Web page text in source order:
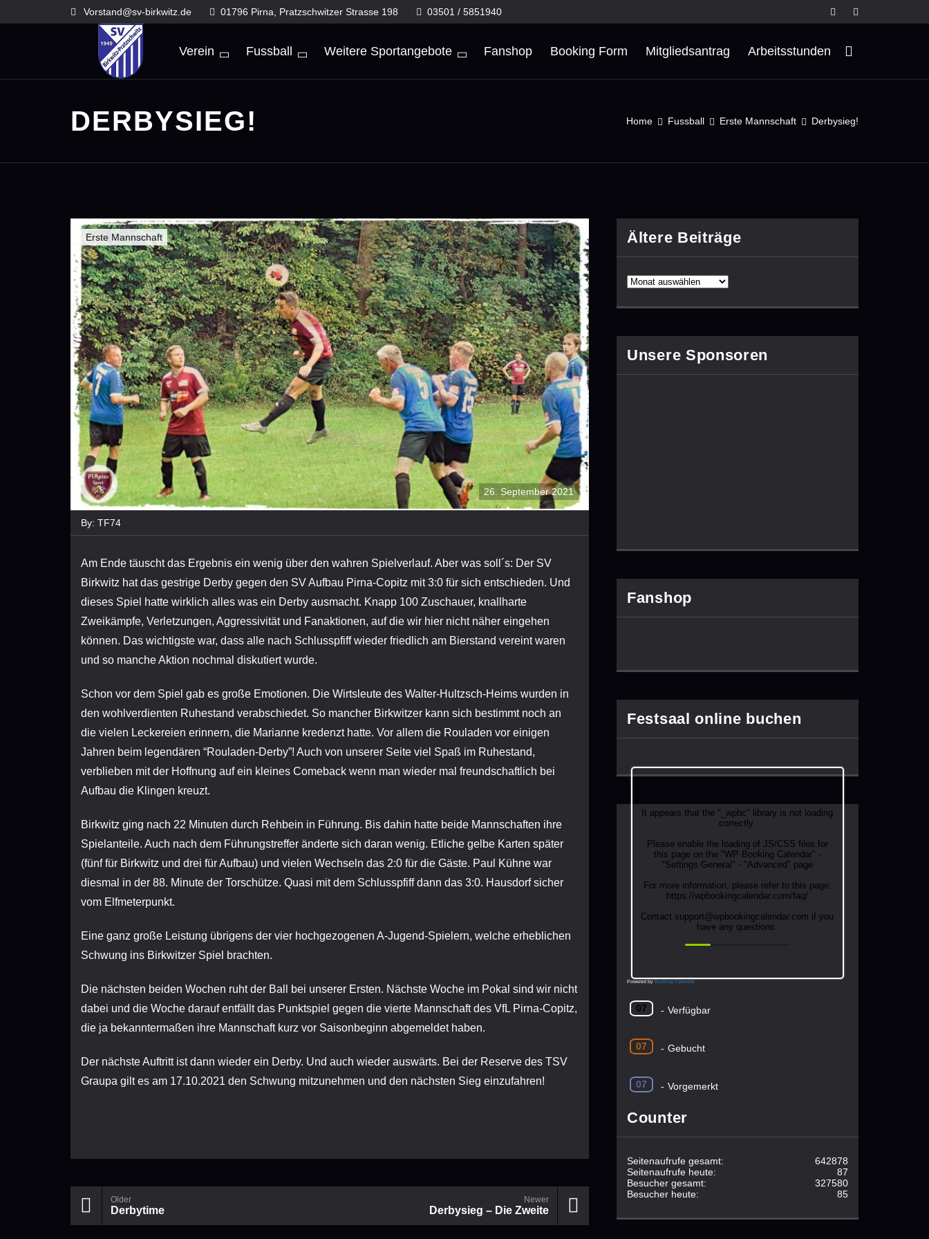
content
Vorstand@sv-birkwitz.de 01796 Pirna, Pratzschwitzer Strasse 198 03501 / 5851940
Verein Fussball Weitere Sportangebote Fanshop Booking Form Mitgliedsantrag Arbeitsstunden
DERBYSIEG! Home Fussball Erste Mannschaft Derbysieg!
Erste Mannschaft
26. September 2021
By: TF74
Am Ende täuscht das Ergebnis ein wenig über den wahren Spielverlauf. Aber was soll´s: Der SV
Birkwitz hat das gestrige Derby gegen den SV Aufbau Pirna-Copitz mit 3:0 für sich entschieden. Und
dieses Spiel hatte wirklich alles was ein Derby ausmacht. Knapp 100 Zuschauer, knallharte
Zweikämpfe, Verletzungen, Aggressivität und Fanaktionen, auf die wir hier nicht näher eingehen
können. Das wichtigste war, dass alle nach Schlusspfiff wieder friedlich am Bierstand vereint waren
und so manche Aktion nochmal diskutiert wurde.
Schon vor dem Spiel gab es große Emotionen. Die Wirtsleute des Walter-Hultzsch-Heims wurden in
den wohlverdienten Ruhestand verabschiedet. So mancher Birkwitzer kann sich bestimmt noch an
die vielen Leckereien erinnern, die Marianne kredenzt hatte. Vor allem die Rouladen vor einigen
Jahren beim legendären “Rouladen-Derby”! Auch von unserer Seite viel Spaß im Ruhestand,
verblieben mit der Hoffnung auf ein kleines Comeback wenn man wieder mal freundschaftlich bei
Aufbau die Klingen kreuzt.
Birkwitz ging nach 22 Minuten durch Rehbein in Führung. Bis dahin hatte beide Mannschaften ihre
Spielanteile. Auch nach dem Führungstreffer änderte sich daran wenig. Etliche gelbe Karten später
(fünf für Birkwitz und drei für Aufbau) und vielen Wechseln das 2:0 für die Gäste. Paul Kühne war
diesmal in der 88. Minute der Torschütze. Quasi mit dem Schlusspfiff dann das 3:0. Hausdorf sicher
vom Elfmeterpunkt.
Eine ganz große Leistung übrigens der vier hochgezogenen A-Jugend-Spielern, welche erheblichen
Schwung ins Birkwitzer Spiel brachten.
Die nächsten beiden Wochen ruht der Ball bei unserer Ersten. Nächste Woche im Pokal sind wir nicht
dabei und die Woche darauf entfällt das Punktspiel gegen die vierte Mannschaft des VfL Pirna-Copitz,
die ja bekanntermaßen ihre Mannschaft kurz vor Saisonbeginn abgemeldet haben.
Der nächste Auftritt ist dann wieder ein Derby. Und auch wieder auswärts. Bei der Reserve des TSV
Graupa gilt es am 17.10.2021 den Schwung mitzunehmen und den nächsten Sieg einzufahren!
Older
Derbytime
Newer
Derbysieg – Die Zweite
Ältere Beiträge
Unsere Sponsoren
Fanshop
Festsaal online buchen
It appears that the "_wpbc" library is not loading
correctly.
Please enable the loading of JS/CSS files for
this page on the "WP Booking Calendar" -
"Settings General" - "Advanced" page
For more information, please refer to this page:
https://wpbookingcalendar.com/faq/
Contact support@wpbookingcalendar.com if you
have any questions.
Powered by Booking Calendar
07 - Verfügbar
07 - Gebucht
07 - Vorgemerkt
Counter
642878
Seitenaufrufe gesamt:
87
Seitenaufrufe heute:
327580
Besucher gesamt:
85
Besucher heute: